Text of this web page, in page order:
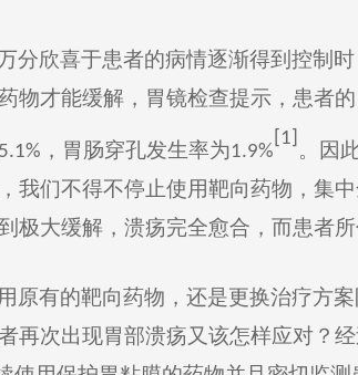
分欣喜于患者的病情逐渐得到控制
物才能缓解， 胃镜检查提示，患者的
5.1% ，胃肠穿孔发生率为1.9%
[1] 。因
，我们不得不停止使用靶向药物，集中
极大缓解，溃疡完全愈合， 而患者
原有的靶向药物，还是更换治疗方
再次出现胃部溃疡又该怎样应对 ？